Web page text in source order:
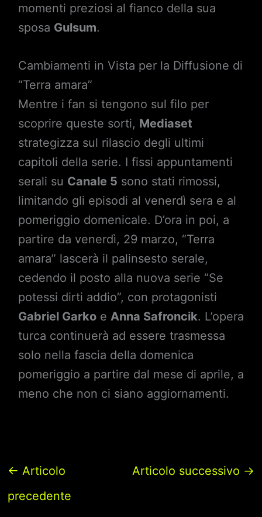
momenti preziosi al fianco della sua
sposa Gulsum.
Cambiamenti in Vista per la Diffusione di
“Terra amara”
Mentre i fan si tengono sul filo per
scoprire queste sorti, Mediaset
strategizza sul rilascio degli ultimi
capitoli della serie. I fissi appuntamenti
serali su Canale 5 sono stati rimossi,
limitando gli episodi al venerdì sera e al
pomeriggio domenicale. D’ora in poi, a
partire da venerdì, 29 marzo, “Terra
amara” lascerà il palinsesto serale,
cedendo il posto alla nuova serie “Se
potessi dirti addio”, con protagonisti
Gabriel Garkoe Anna Safroncik. L’opera
turca continuerà ad essere trasmessa
solo nella fascia della domenica
pomeriggio a partire dal mese di aprile, a
meno che non ci siano aggiornamenti.
← Articolo
precedente
Articolo successivo →